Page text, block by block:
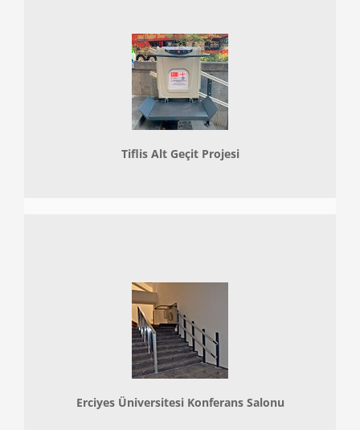
Tiflis Alt Geçit Projesi
Erciyes Üniversitesi Konferans Salonu